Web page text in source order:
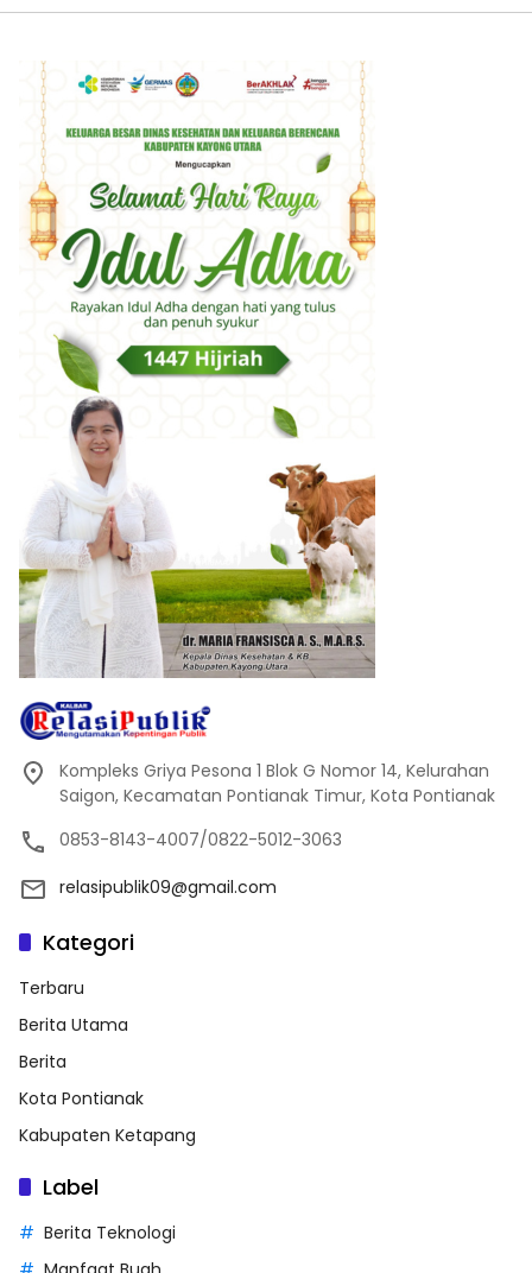
Kompleks Griya Pesona 1 Blok G Nomor 14, Kelurahan
Saigon, Kecamatan Pontianak Timur, Kota Pontianak
0853-8143-4007/0822-5012-3063
relasipublik09@gmail.com
Kategori
Terbaru
Berita Utama
Berita
Kota Pontianak
Kabupaten Ketapang
Label
Berita Teknologi